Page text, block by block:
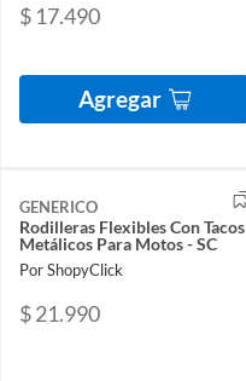
$ 17.490
Agregar
GENERICO
Rodilleras Flexibles Con Tacos
Metálicos Para Motos - SC
Por ShopyClick
$ 21.990